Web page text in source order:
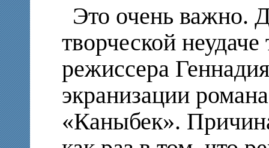
Это очень важно.
творческой
режиссера
экранизации
«Каныбек».